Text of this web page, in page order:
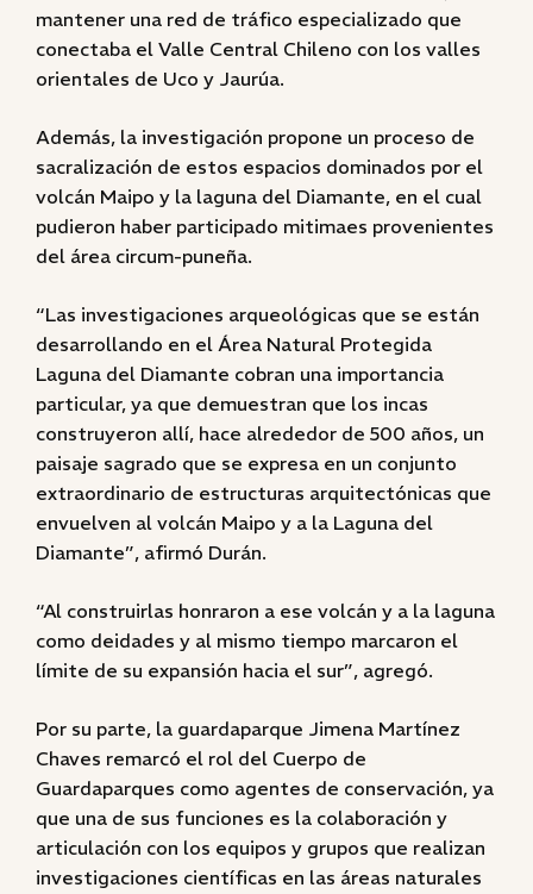
mantener una red de tráfico especializado que
conectaba el Valle Central Chileno con los valles
orientales de Uco y Jaurúa.
Además, la investigación propone un proceso de
sacralización de estos espacios dominados por el
volcán Maipo y la laguna del Diamante, en el cual
pudieron haber participado mitimaes provenientes
del área circum-puneña.
“Las investigaciones arqueológicas que se están
desarrollando en el Área Natural Protegida
Laguna del Diamante cobran una importancia
particular, ya que demuestran que los incas
construyeron allí, hace alrededor de 500 años, un
paisaje sagrado que se expresa en un conjunto
extraordinario de estructuras arquitectónicas que
envuelven al volcán Maipo y a la Laguna del
Diamante”, afirmó Durán.
“Al construirlas honraron a ese volcán y a la laguna
como deidades y al mismo tiempo marcaron el
límite de su expansión hacia el sur”, agregó.
Por su parte, la guardaparque Jimena Martínez
Chaves remarcó el rol del Cuerpo de
Guardaparques como agentes de conservación, ya
que una de sus funciones es la colaboración y
articulación con los equipos y grupos que realizan
investigaciones científicas en las áreas naturales